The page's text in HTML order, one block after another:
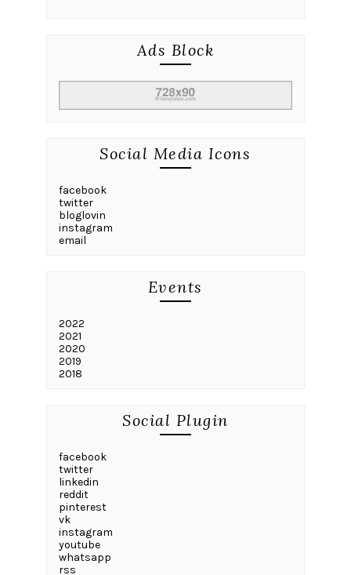
Ads Block
Social Media Icons
facebook
twitter
bloglovin
instagram
email
Events
2022
2021
2020
2019
2018
Social Plugin
facebook
twitter
linkedin
reddit
pinterest
vk
instagram
youtube
whatsapp
rss